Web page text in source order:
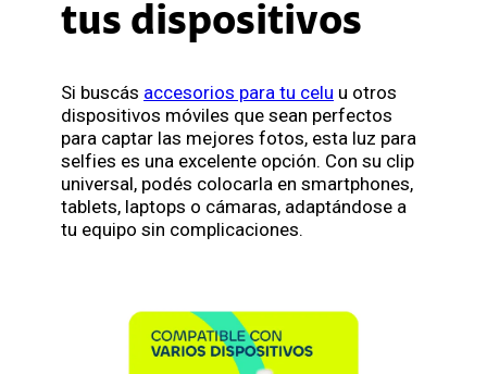
tus dispositivos
Si buscás accesorios para tu celu u otros
dispositivos móviles que sean perfectos
para captar las mejores fotos, esta luz para
selfies es una excelente opción. Con su clip
universal, podés colocarla en smartphones,
tablets, laptops o cámaras, adaptándose a
tu equipo sin complicaciones.